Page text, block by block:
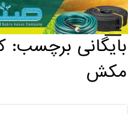
خانه / بایگانی برچسب: کاربرد
بایگانی برچسب:
مکش